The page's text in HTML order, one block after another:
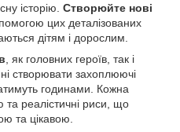
історію. Створюйте нові
цих деталізованих
дітям і дорослим.
, як головних героїв, так і
створювати захоплюючі
годинами. Кожна
та реалістичні риси, що
та цікавою.